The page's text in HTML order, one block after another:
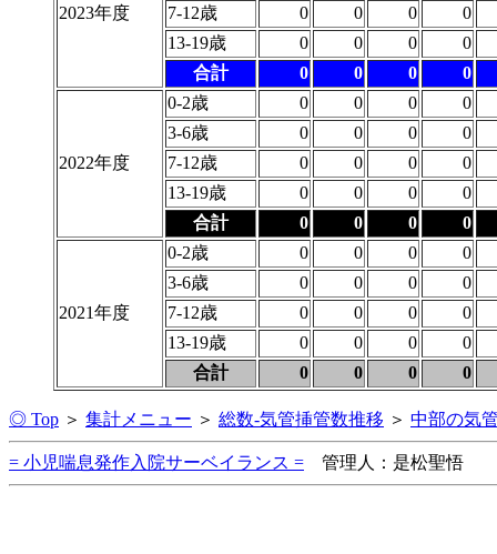
2023年度
7-12歳
0 0 0
0
13-19歳
0 0 0
0
合計
0 0 0 0
2022年度
0-2歳 0 0 0
0
3-6歳
0 0 0
0
7-12歳
0 0 0
0
13-19歳
0 0 0
0
合計
0 0 0 0
2021年度
0-2歳 0 0 0
0
3-6歳
0 0 0
0
7-12歳
0 0 0
0
13-19歳
0 0 0
0
合計
0 0 0 0
◎ Top ＞ 集計メニュー ＞ 総数-気管挿管数推移 ＞ 中部の気
= 小児喘息発作入院サーベイランス = 管理人：是松聖悟